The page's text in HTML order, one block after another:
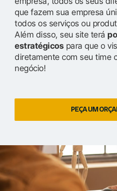
que fazem sua empresa
todos os serviços ou
Além disso, seu site terá
estratégicos para que o
diretamente com seu time
negócio!
PEÇA UM